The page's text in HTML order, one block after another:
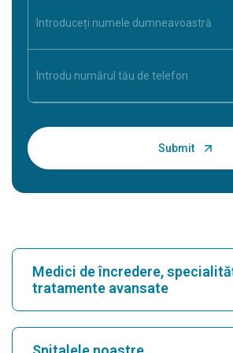
Medici de încredere,
tratamente avansate
Găsește spital